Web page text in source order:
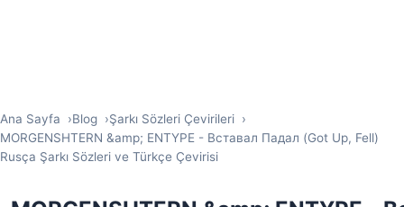
Ana Sayfa Blog
Şarkı Sözleri Çevirileri
MORGENSHTERN &amp; ENTYPE - Вставал Падал (Got Up, Fell)
Rusça Şarkı Sözleri ve Türkçe Çevirisi